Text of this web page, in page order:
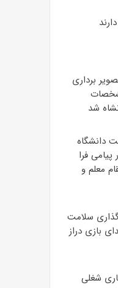
برداری
شد
دانشگاه
فرا
معلم و
سلامت
بازی دراز
شغلی